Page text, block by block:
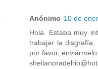
Anónimo 10 de
Hola. Estaba muy
trabajar la disgrafía,
por favor,